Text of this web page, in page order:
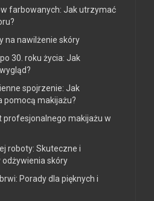
farbowanych: Jak utrzymać
na nawilżenie skóry
30. roku życia: Jak
spojrzenie: Jak
pomocą makijażu?
profesjonalnego makijażu w
roboty: Skuteczne i
skóry
Porady dla pięknych i